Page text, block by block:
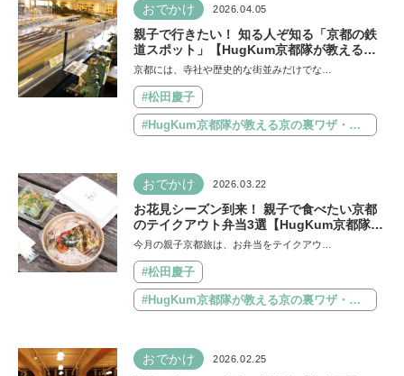
おでかけ 2026.04.05
親子で行きたい！ 知る人ぞ知る「京都の鉄
道スポット」【HugKum京都隊が教える京
の裏ワザ・裏ミチ徹底ガイド】
京都には、寺社や歴史的な街並みだけでな…
#松田慶子
#HugKum京都隊が教える京の裏ワザ・裏ミチ徹底ガイド
おでかけ 2026.03.22
お花見シーズン到来！ 親子で食べたい京都
のテイクアウト弁当3選【HugKum京都隊が
教える京の裏ワザ・裏ミチ徹底ガイド】
今月の親子京都旅は、お弁当をテイクアウ…
#松田慶子
#HugKum京都隊が教える京の裏ワザ・裏ミチ徹底ガイド
おでかけ 2026.02.25